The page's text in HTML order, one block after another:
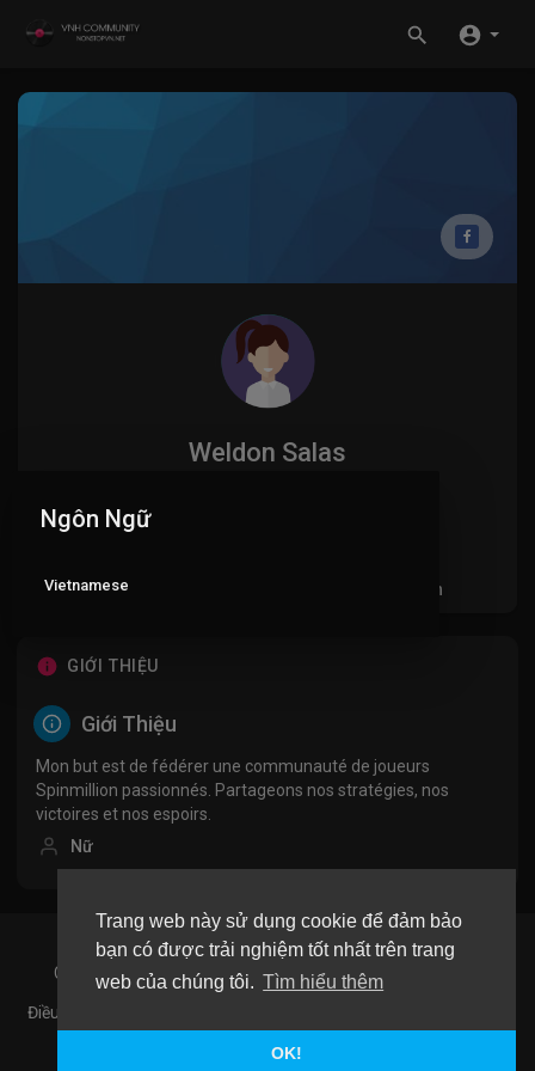
Trang web này sử dụng cookie để đảm bảo
bạn có được trải nghiệm tốt nhất trên trang
web của chúng tôi. Tìm hiểu thêm
OK!
Weldon Salas
Videos Video đã thích
GIỚI THIỆU
Giới Thiệu
Mon but est de fédérer une communauté de joueurs
Spinmillion passionnés. Partageons nos stratégies, nos
victoires et nos espoirs.
Nữ
Copyright © 2026 Mee Media CO,. LTD. All rights reserved.
Điều khoản sử dụng
Ngôn Ngữ
Ngôn Ngữ
Vietnamese